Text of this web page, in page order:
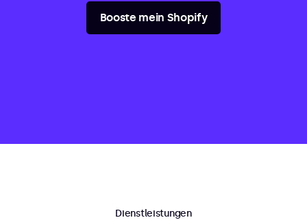
Booste mein Shopify
Dienstleistungen